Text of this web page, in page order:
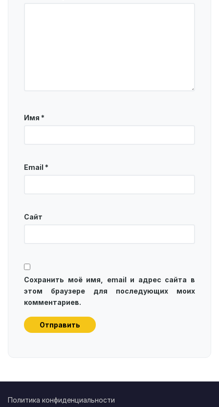
Имя *
Email *
Сайт
Сохранить моё имя, email и адрес сайта в
этом браузере для последующих моих
комментариев.
Политика конфиденциальности